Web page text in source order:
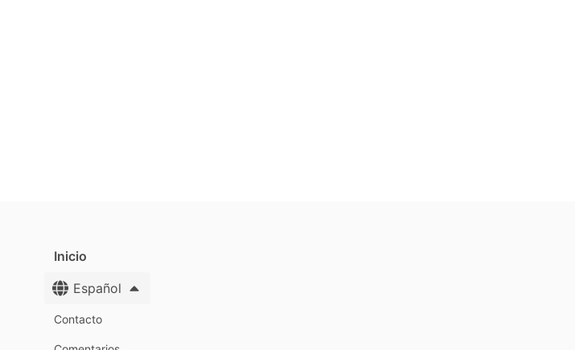
Inicio
Español
Contacto